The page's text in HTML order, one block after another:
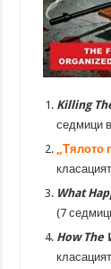
Killing
седмици
„Тялото
What
(7
How The